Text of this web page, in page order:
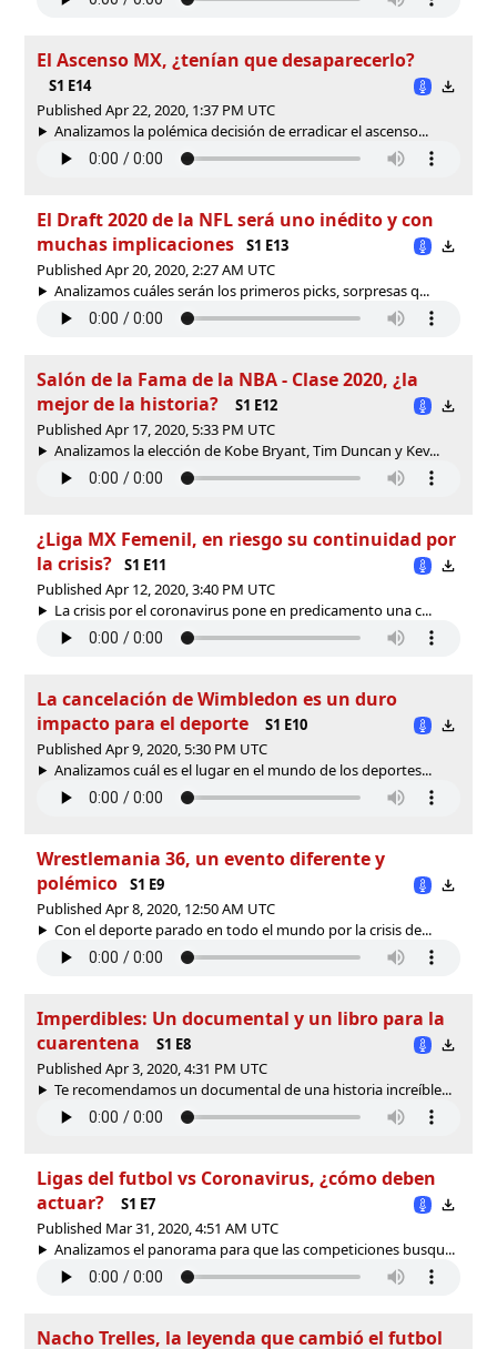
El Ascenso MX, ¿tenían que desaparecerlo?
S1 E14
Published Apr 22, 2020, 1:37 PM UTC
Analizamos la polémica decisión de erradicar el ascenso...
El Draft 2020 de la NFL será uno inédito y con
muchas implicaciones
S1 E13
Published Apr 20, 2020, 2:27 AM UTC
Analizamos cuáles serán los primeros picks, sorpresas q...
Salón de la Fama de la NBA - Clase 2020, ¿la
mejor de la historia?
S1 E12
Published Apr 17, 2020, 5:33 PM UTC
Analizamos la elección de Kobe Bryant, Tim Duncan y Kev...
¿Liga MX Femenil, en riesgo su continuidad por
la crisis?
S1 E11
Published Apr 12, 2020, 3:40 PM UTC
La crisis por el coronavirus pone en predicamento una c...
La cancelación de Wimbledon es un duro
impacto para el deporte
S1 E10
Published Apr 9, 2020, 5:30 PM UTC
Analizamos cuál es el lugar en el mundo de los deportes...
Wrestlemania 36, un evento diferente y
polémico
S1 E9
Published Apr 8, 2020, 12:50 AM UTC
Con el deporte parado en todo el mundo por la crisis de...
Imperdibles: Un documental y un libro para la
cuarentena
S1 E8
Published Apr 3, 2020, 4:31 PM UTC
Te recomendamos un documental de una historia increíble...
Ligas del futbol vs Coronavirus, ¿cómo deben
actuar?
S1 E7
Published Mar 31, 2020, 4:51 AM UTC
Analizamos el panorama para que las competiciones busqu...
Nacho Trelles, la leyenda que cambió el futbol